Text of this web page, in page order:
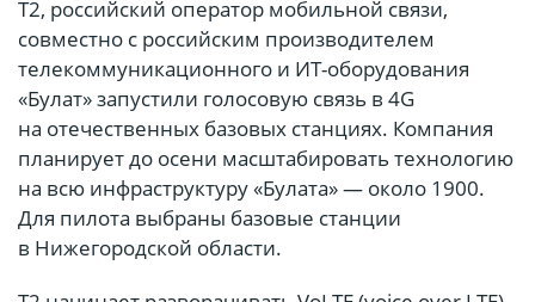
Т2, российский оператор мобильной связи,
совместно с российским производителем
телекоммуникационного и ИТ-оборудования
«Булат» запустили голосовую связь в 4G
на отечественных базовых станциях. Компания
планирует до осени масштабировать технологию
на всю инфраструктуру «Булата» — около 1900.
Для пилота выбраны базовые станции
в Нижегородской области.